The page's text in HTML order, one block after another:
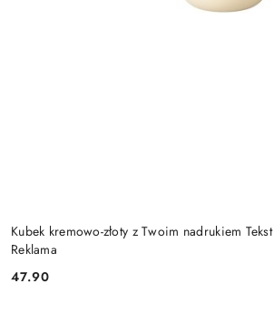
Kubek kremowo-złoty z Twoim nadrukiem
Reklama
Cena:
47.90